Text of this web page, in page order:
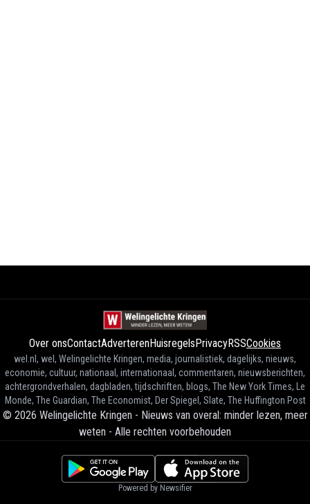
Over onsContactAdverterenHuisregelsPrivacyRSSCookies
wel.nl, wel, Welingelichte Kringen, media, journalistiek, dagelijks, nieuws,
economie, cultuur, nationaal, internationaal, commentaren, nieuwsberichten,
achtergrondverhalen, dagbladen, tijdschriften, blogs, The New York Times, Le
Monde, The Guardian, The Economist, Der Spiegel, Slate, The Huffington Post
© 2026 Welingelichte Kringen - Nieuws van overal: minder lezen, meer
weten - Alle rechten voorbehouden
Powered by Newsifier